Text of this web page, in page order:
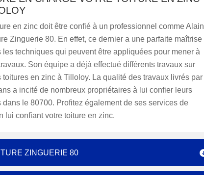
en zinc doit être confié à un professionnel comme Alain
Zinguerie 80. En effet, ce dernier a une parfaite maîtrise
les techniques qui peuvent être appliquées pour mener à
Son équipe a déjà effectué différents travaux sur
toitures en zinc à Tilloloy. La qualité des travaux livrés par
a incité de nombreux propriétaires à lui confier leurs
dans le 80700. Profitez également de ses services de
lui confiant votre toiture en zinc.
ZINGUERIE 80